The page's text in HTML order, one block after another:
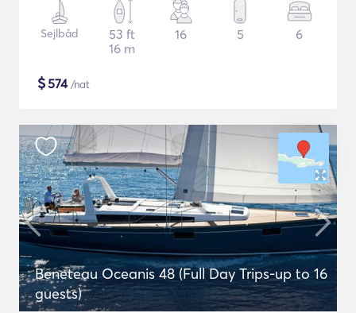
Sejlbåd
53 ft
16 m
16 5 6
$574/nat
Beneteau Oceanis 48 (Full Day Trips-up to 16
guests)